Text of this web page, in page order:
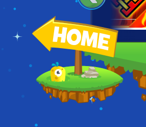
RAIL BLAZERS
GEOMETRY DASH
MELTDOWN